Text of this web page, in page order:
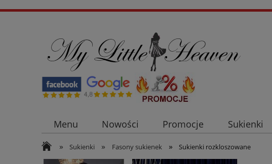
Menu Nowości Promocje Sukienki
Płaszcze i kurtki damskie
Sukienki na co dzień
» Sukienki » Fasony sukienek » Sukienki rozkloszowane